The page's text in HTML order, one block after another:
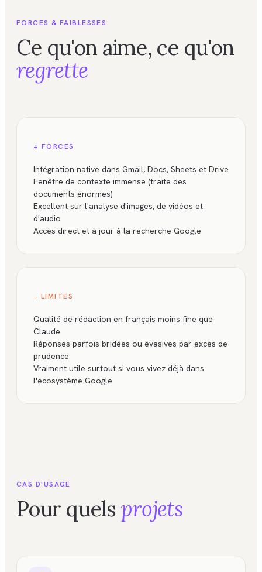
FORCES & FAIBLESSES
Ce qu'on aime, ce qu'on
regrette
+ FORCES
Intégration native dans Gmail, Docs, Sheets et Drive
Fenêtre de contexte immense (traite des
documents énormes)
Excellent sur l'analyse d'images, de vidéos et
d'audio
Accès direct et à jour à la recherche Google
− LIMITES
Qualité de rédaction en français moins fine que
Claude
Réponses parfois bridées ou évasives par excès de
prudence
Vraiment utile surtout si vous vivez déjà dans
l'écosystème Google
CAS D'USAGE
Pour quelsprojets